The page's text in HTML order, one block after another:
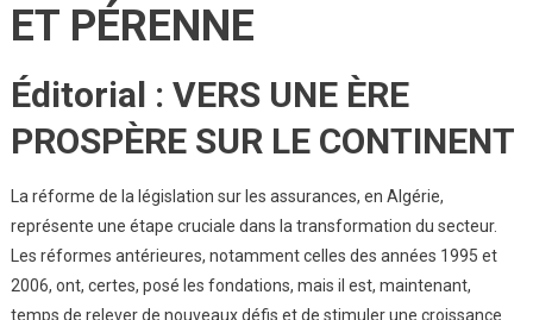
ET PÉRENNE
Éditorial : VERS UNE ÈRE
PROSPÈRE SUR LE CONTINENT
La réforme de la législation sur les assurances, en Algérie,
représente une étape cruciale dans la transformation du secteur.
Les réformes antérieures, notamment celles des années 1995 et
2006, ont, certes, posé les fondations, mais il est, maintenant,
temps de relever de nouveaux défis et de stimuler une croissance